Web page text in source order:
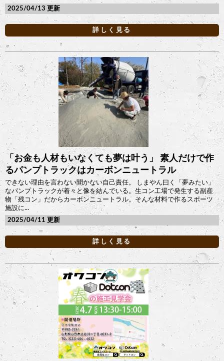
2025/04/13
詳しく見る
「お金も人材もいなくても夢は叶う」 素人だけで作
るパンプトラックはカーボンニュートラル
できない理由を言わない聞かない自己責任。 しまやん曰く「夢みたい」
なパンプトラックが着々と像を結んでいる。生コン工場で発生する副産
物「残コン」だからカーボンニュートラル。そんな材料で作るスポーツ
施設に...
2025/04/11
詳しく見る